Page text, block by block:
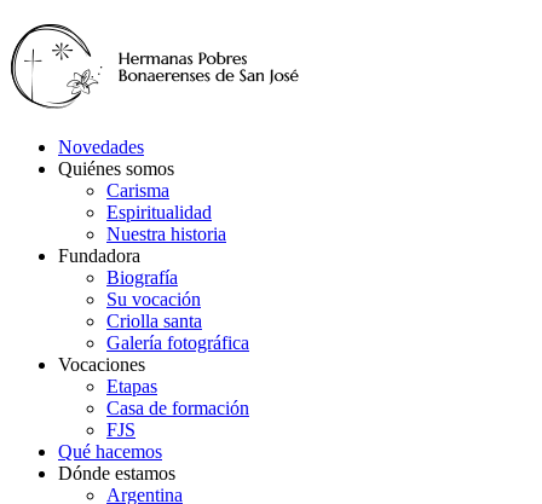
Novedades
Quiénes somos
Carisma
Espiritualidad
Nuestra historia
Fundadora
Biografía
Su vocación
Criolla santa
Galería fotográfica
Vocaciones
Etapas
Casa de formación
FJS
Qué hacemos
Dónde estamos
Argentina